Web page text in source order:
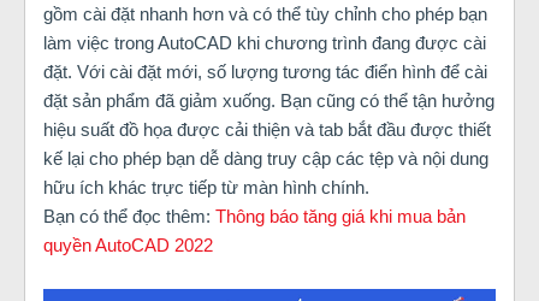
gồm cài đặt nhanh hơn và có thể tùy chỉnh cho phép bạn
làm việc trong AutoCAD khi chương trình đang được cài
đặt. Với cài đặt mới, số lượng tương tác điển hình để cài
đặt sản phẩm đã giảm xuống. Bạn cũng có thể tận hưởng
hiệu suất đồ họa được cải thiện và tab bắt đầu được thiết
kế lại cho phép bạn dễ dàng truy cập các tệp và nội dung
hữu ích khác trực tiếp từ màn hình chính.
Bạn có thể đọc thêm: Thông báo tăng giá khi mua bản
quyền AutoCAD 2022